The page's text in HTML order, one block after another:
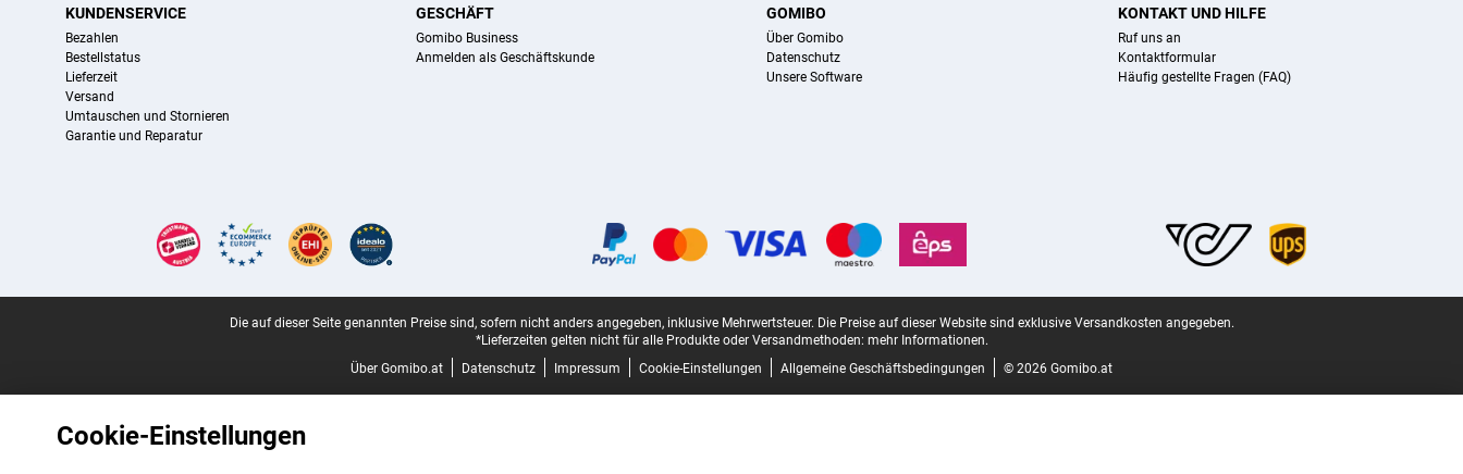
KUNDENSERVICE
Bezahlen
Bestellstatus
Lieferzeit
Versand
Umtauschen und Stornieren
Garantie und Reparatur
GESCHÄFT
Gomibo Business
Anmelden als Geschäftskunde
GOMIBO
Über Gomibo
Datenschutz
Unsere Software
KONTAKT UND HILFE
Ruf uns an
Kontaktformular
Häufig gestellte Fragen (FAQ)
Die auf dieser Seite genannten Preise sind, sofern nicht anders angegeben, inklusive Mehrwertsteuer. Die Preise auf dieser Website sind exklusive Versandkosten angegeben.
*Lieferzeiten gelten nicht für alle Produkte oder Versandmethoden: mehr Informationen.
Über Gomibo.at
Datenschutz Impressum Cookie-Einstellungen Allgemeine Geschäftsbedingungen © 2026 Gomibo.at
Cookie-Einstellungen